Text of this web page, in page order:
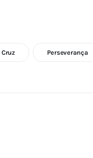
Cruz Perseverança